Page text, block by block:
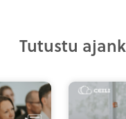
Tutustu